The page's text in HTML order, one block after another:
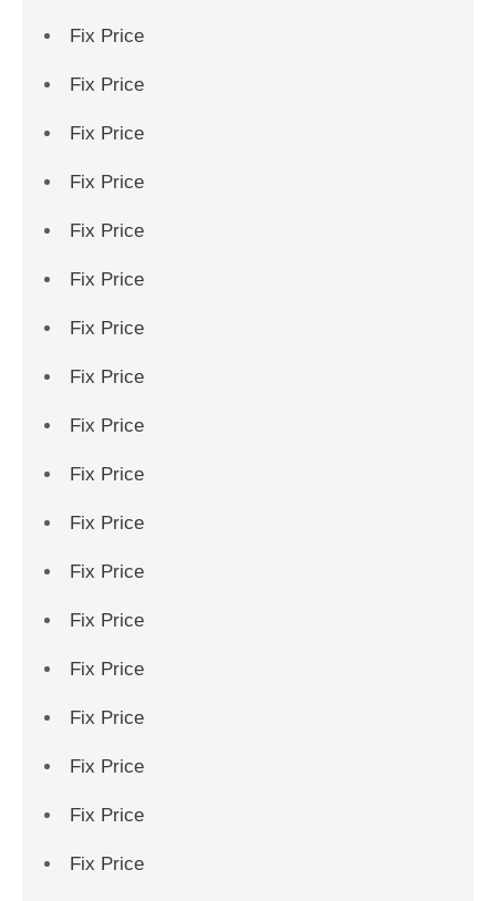
Fix Price
Fix Price
Fix Price
Fix Price
Fix Price
Fix Price
Fix Price
Fix Price
Fix Price
Fix Price
Fix Price
Fix Price
Fix Price
Fix Price
Fix Price
Fix Price
Fix Price
Fix Price